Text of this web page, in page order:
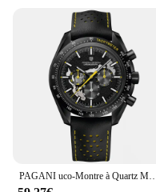
PAGANI uco-Montre à Quartz Moon pour Homme, Chronographe